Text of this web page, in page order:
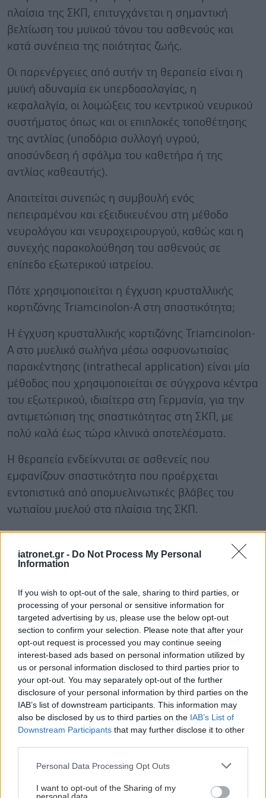
iatronet.gr - Do Not Process My Personal
Information
If you wish to opt-out of the sale, sharing to third parties, or
processing of your personal or sensitive information for
targeted advertising by us, please use the below opt-out
section to confirm your selection. Please note that after your
opt-out request is processed you may continue seeing
interest-based ads based on personal information utilized by
us or personal information disclosed to third parties prior to
your opt-out. You may separately opt-out of the further
disclosure of your personal information by third parties on the
IAB’s list of downstream participants. This information may
also be disclosed by us to third parties on the IAB’s List of
Downstream Participants that may further disclose it to other
Please note that this website/app uses one or more Google
not limited to your visit or usage behaviour. You may click to
Personal Data Processing Opt Outs
I want to opt-out of the Sharing of my
πλαίσια της ΣΚΠ, επιτυγχάνεται η σημαντική
βελτίωση του μυϊκού τόνου του ασθενούς και
κατά συνέπεια της ποιότητας ζωής.
Οι παρενέργειες από αυτήν τη θεραπεία είναι η
μυϊκή αδυναμία εκ υπερδοσολογίας, η
κεφαλαλγία, οι λοιμώξεις του κεντρικού νευρικού
συστήματος όπως και οι επιπλοκές τοποθέτησης
της αντλίας (υποδόρια συλλογή υγρού,
αποσύνδεση ή σφάλμα του καθετήρα ή της
αντλίας καθεαυτής).
Απαιτείται συνεπώς η συμβουλή ενός
πεπειραμένου και εξειδικευένου στη μέθοδο
νευρολόγου και νευροχειρουργού, καθώς και η
συνεχής παρακολούθηση του ασθενούς σε
επίπεδο εξωτερικού ιατρείου.
Πότε χρησιμοποιείται η έγχυση κρυσταλλικής
κορτιζόνης Triamcinolon-A στη σπαστικότητα;
Η έγχυση κρυσταλλικής κορτιζόνης Triamcinolon-
A στο μυελικό σωλήνα μέσω οσφυονωτιαίας
παρακέντησης (intrathecal application) είναι μία
μέθοδος που χρησιμοποιείται σε σύγχρονα κέντρα
του εξωτερικού, ιδιαίτερα στη Γερμανία, για την
αντιμετώπιση της σπαστικότητας στη ΣΚΠ, με
πολύ καλά έως τώρα κλινικά αποτελέσματα.
Η θεραπεία ενδείκνυται σε ασθενείς που
εμφανίζουν σπαστικότητα που προέρχεται
εντοπιστικά από απομυελινωτικές βλάβες του
νωτιαίου μυελού στα πλαίσια της ΣΚΠ.
Η κρυσταλλικής μορφής κορτιζόνη εμφανίζει την
ικανότητα να διαλύεται στο εγκεφαλονωτιαίο
υγρό βραδέως, σε μία χρονική περίοδο 4-6
βελτίωση του μυϊκού τόνου για αρκετό χρονικό
διάστημα. Η θεραπεία επαναλαμβάνεται κάθε 6-8
εβδομάδες και μπορεί να διενεργείται
μακροχρόνια.
Εξαιτίας του επεμβατικού της χαρακτήρα, πρέπει
να πραγματοποιείται σε εξειδικευμένα κέντρα του
εξωτερικού, όπως η Πανεπιστημιακή Κλινική St.
Josef στο Bochum της Γερμανίας. Σε μελέτες
ασθενών με ΣΚΠ, διαπιστώθηκε ύστερα από
επανειλημμένες θεραπείες βελτίωση τόσο της
στην κλίμακα EDSS.